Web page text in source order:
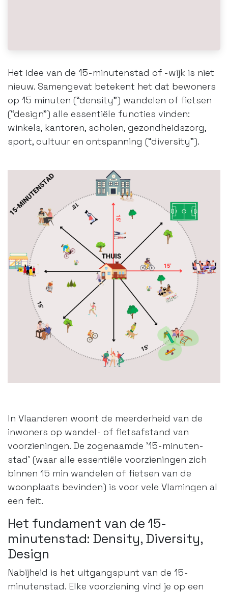
Het idee van de 15-minutenstad of -wijk is niet
nieuw. Samengevat betekent het dat bewoners
op 15 minuten (“density”) wandelen of fietsen
(“design”) alle essentiële functies vinden:
winkels, kantoren, scholen, gezondheidszorg,
sport, cultuur en ontspanning (“diversity”).
In Vlaanderen woont de meerderheid van de
inwoners op wandel- of fietsafstand van
voorzieningen. De zogenaamde ’15-minuten-
stad’ (waar alle essentiële voorzieningen zich
binnen 15 min wandelen of fietsen van de
woonplaats bevinden) is voor vele Vlamingen al
een feit.
Het fundament van de 15-
minutenstad: Density, Diversity,
Design
Nabijheid is het uitgangspunt van de 15-
minutenstad. Elke voorziening vind je op een